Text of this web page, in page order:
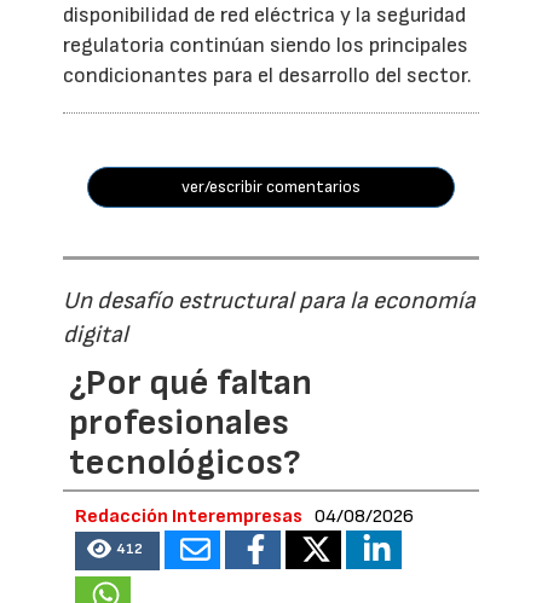
disponibilidad de red eléctrica y la seguridad
regulatoria continúan siendo los principales
condicionantes para el desarrollo del sector.
ver/escribir comentarios
Un desafío estructural para la economía
digital
¿Por qué faltan
profesionales
tecnológicos?
Redacción Interempresas 04/08/2026
412